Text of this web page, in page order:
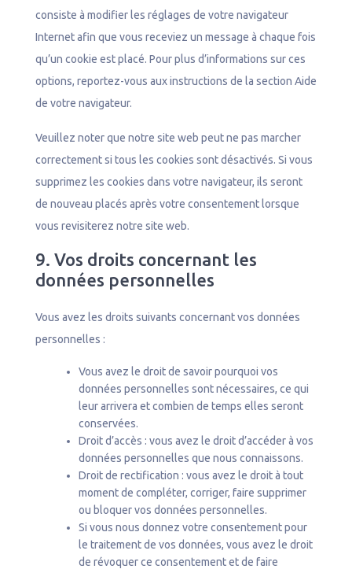
consiste à modifier les réglages de votre navigateur
Internet afin que vous receviez un message à chaque fois
qu’un cookie est placé. Pour plus d’informations sur ces
options, reportez-vous aux instructions de la section Aide
de votre navigateur.
Veuillez noter que notre site web peut ne pas marcher
correctement si tous les cookies sont désactivés. Si vous
supprimez les cookies dans votre navigateur, ils seront
de nouveau placés après votre consentement lorsque
vous revisiterez notre site web.
9. Vos droits concernant les
données personnelles
Vous avez les droits suivants concernant vos données
personnelles :
Vous avez le droit de savoir pourquoi vos
données personnelles sont nécessaires, ce qui
leur arrivera et combien de temps elles seront
conservées.
Droit d’accès : vous avez le droit d’accéder à vos
données personnelles que nous connaissons.
Droit de rectification : vous avez le droit à tout
moment de compléter, corriger, faire supprimer
ou bloquer vos données personnelles.
Si vous nous donnez votre consentement pour
le traitement de vos données, vous avez le droit
de révoquer ce consentement et de faire